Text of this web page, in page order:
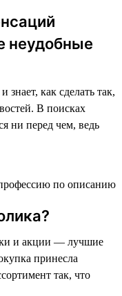
неудобные
как сделать так,
В поисках
ни перед чем, ведь
и акции — лучшие
принесла
так, что